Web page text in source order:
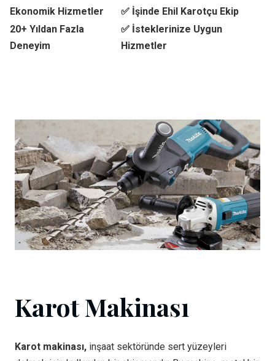
Ekonomik Hizmetler
✅ İşinde Ehil Karotçu Ekip
20+ Yıldan Fazla
Deneyim
✅ İsteklerinize Uygun
Hizmetler
Karot Makinası
Karot makinası, inşaat sektöründe sert yüzeyleri